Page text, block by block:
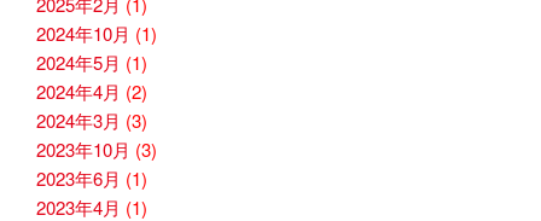
2024年10月 (1)
2024年5月 (1)
2024年4月 (2)
2024年3月 (3)
2023年10月 (3)
2023年6月 (1)
2023年4月 (1)